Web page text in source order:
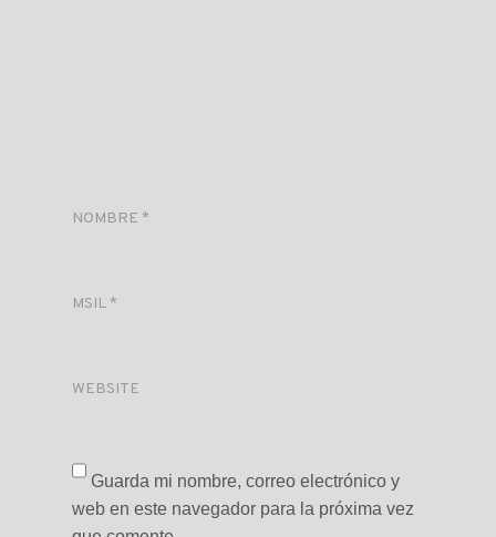
NOMBRE *
MSIL *
WEBSITE
Guarda mi nombre, correo electrónico y
web en este navegador para la próxima vez